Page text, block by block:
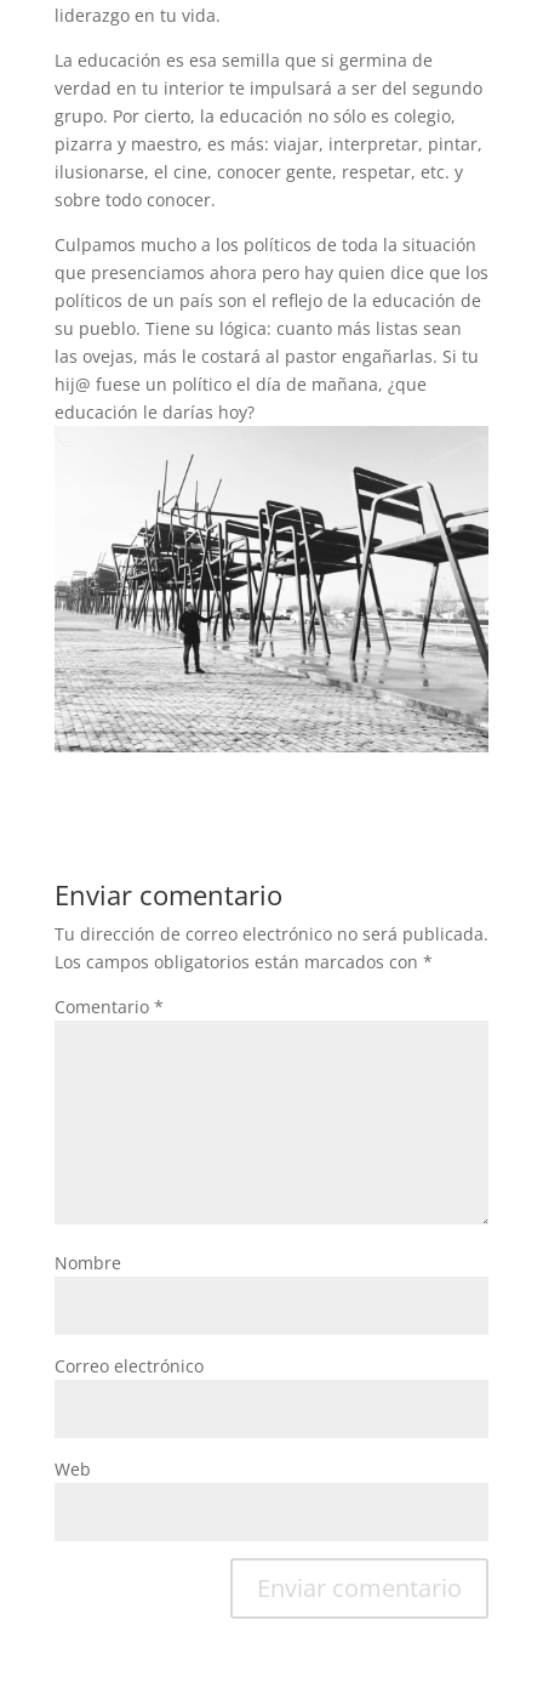
liderazgo en tu vida.
La educación es esa semilla que si germina de
verdad en tu interior te impulsará a ser del segundo
grupo. Por cierto, la educación no sólo es colegio,
pizarra y maestro, es más: viajar, interpretar, pintar,
ilusionarse, el cine, conocer gente, respetar, etc. y
sobre todo conocer.
Culpamos mucho a los políticos de toda la situación
que presenciamos ahora pero hay quien dice que los
políticos de un país son el reflejo de la educación de
su pueblo. Tiene su lógica: cuanto más listas sean
las ovejas, más le costará al pastor engañarlas. Si tu
hij@ fuese un político el día de mañana, ¿que
educación le darías hoy?
Enviar comentario
Tu dirección de correo electrónico no será publicada.
Los campos obligatorios están marcados con *
Comentario *
Nombre
Correo electrónico
Web